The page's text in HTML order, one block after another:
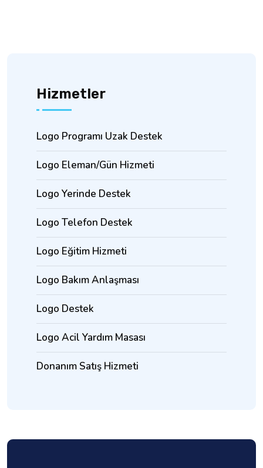
Hizmetler
Logo Programı Uzak Destek
Logo Eleman/Gün Hizmeti
Logo Yerinde Destek
Logo Telefon Destek
Logo Eğitim Hizmeti
Logo Bakım Anlaşması
Logo Destek
Logo Acil Yardım Masası
Donanım Satış Hizmeti